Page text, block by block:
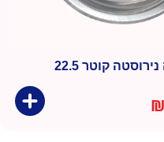
קוטר 22.5
₪